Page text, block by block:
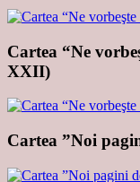
Cartea “Ne
XXII)
Cartea ”Noi